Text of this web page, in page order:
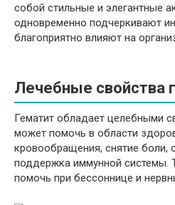
собой стильные и элегантные
одновременно подчеркивают
благоприятно влияют на
Лечебные свойства
Гематит обладает целебными
может помочь в области
кровообращения, снятие боли,
поддержка иммунной системы.
помочь при бессоннице и